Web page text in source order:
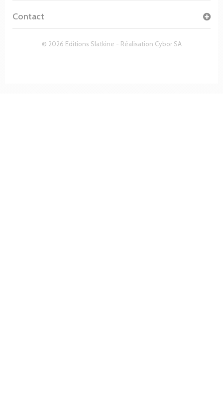
© 2026 Editions Slatkine - Réalisation Cybor SA
Contact